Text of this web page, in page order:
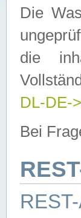
Die
die
DL-DE-
Bei